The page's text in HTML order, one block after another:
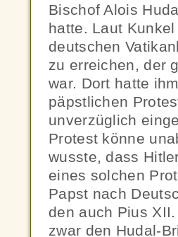
Bischof Alois
hatte. Laut
deutschen
zu erreichen, der
war. Dort hatte
päpstlichen
unverzüglich
Protest könne
wusste, dass
eines solchen
Papst nach
den auch Pius
zwar den Hudal-